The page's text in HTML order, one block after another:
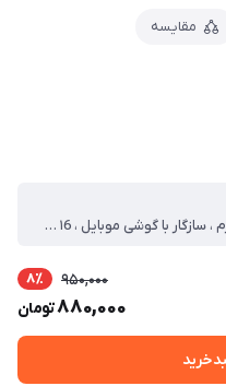
مقایسه
نوع کیف و کاور گوشی ، کاور ، وزن ، ۴۰ گرم ، سازگار با گوشی موبایل ، Apple iPhone ۱6 ، ساختار ، مات ، سطح پوشش ، قاب پشتی ، لبه بالایی ، لبه پایینی ، حفاظت از دکمه‌ها ، لبه چپ ، لبه راست
950,000 8٪
880,000تومان